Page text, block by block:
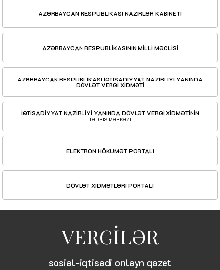
AZƏRBAYCAN RESPUBLİKASI NAZİRLƏR KABİNETİ
AZƏRBAYCAN RESPUBLİKASININ MİLLİ MƏCLİSİ
AZƏRBAYCAN RESPUBLİKASI İQTİSADİYYAT NAZİRLİYİ YANINDA
DÖVLƏT VERGİ XİDMƏTİ
İQTİSADİYYAT NAZİRLİYİ YANINDA DÖVLƏT VERGİ XİDMƏTİNİN
TƏDRİS MƏRKƏZİ
ELEKTRON HÖKUMƏT PORTALI
DÖVLƏT XİDMƏTLƏRİ PORTALI
VERGİLƏR
sosial-iqtisadi onlayn qəzet